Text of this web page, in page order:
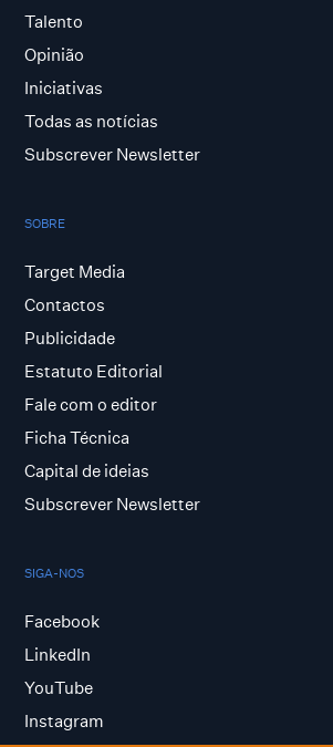
Talento
Opinião
Iniciativas
Todas as notícias
Subscrever Newsletter
SOBRE
Target Media
Contactos
Publicidade
Estatuto Editorial
Fale com o editor
Ficha Técnica
Capital de ideias
Subscrever Newsletter
SIGA-NOS
Facebook
LinkedIn
YouTube
Instagram